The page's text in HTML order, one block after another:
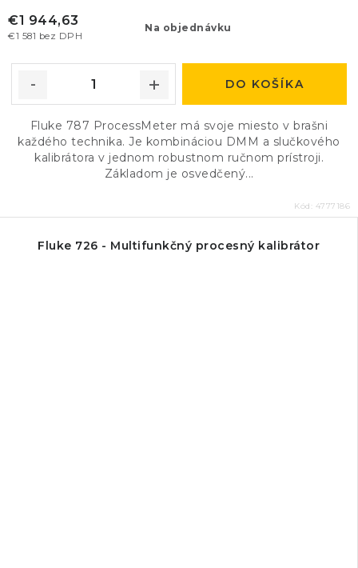
Na objednávku
€1 581 bez DPH
€1 944,63
DO KOŠÍKA
Fluke 787 ProcessMeter má svoje miesto v brašni
každého technika. Je kombináciou DMM a slučkového
kalibrátora v jednom robustnom ručnom prístroji.
Základom je osvedčený...
Kód: 4777186
Fluke 726 - Multifunkčný procesný kalibrátor